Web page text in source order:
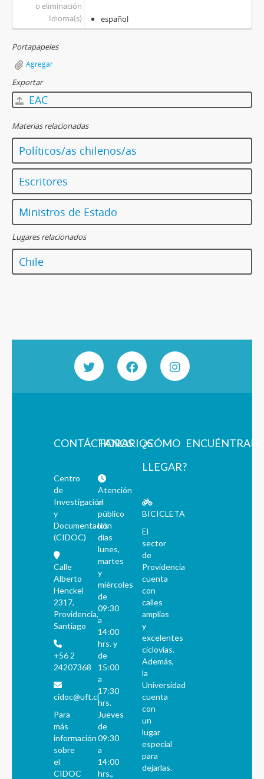
o eliminación
Idioma(s) español
Portapapeles
Agregar
Exportar
EAC
Materias relacionadas
Políticos/as chilenos/as
Escritores
Ministros de Estado
Lugares relacionados
Chile
CONTÁCTANOS
Centro
de
Investigación
y
Documentación
(CIDOC)
Calle
Alberto
Henckel
2317,
Providencia,
Santiago
+56 2
24207368
cidoc@uft.cl
Para
más
información
sobre
el
CIDOC
HORARIOS
Atención
al
público
los
días
lunes,
martes
y
miércoles
de
09:30
a
14:00
hrs. y
de
15:00
a
17:30
hrs.
Jueves
de
09:30
a
14:00
hrs.,
¿CÓMO
LLEGAR?
BICICLETA
El
sector
de
Providencia
cuenta
con
calles
amplias
y
excelentes
ciclovías.
Además,
la
Universidad
cuenta
con
un
lugar
especial
para
dejarlas.